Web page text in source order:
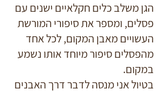
הגן משלב כלים חקלאיים ישנים עם
פסלים, ומספר את סיפורי המורשת
העשויים מאבן המקום,לכל אחד
מהפסלים סיפור מיוחד אותו נשמע
במקום.
בטיול אני מנסה לדבר דרך האבנים